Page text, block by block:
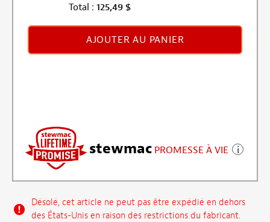
Total : 125,49 $
AJOUTER AU PANIER
stewmac PROMESSE À VIE
Désolé, cet article ne peut pas être expédié en dehors
des États-Unis en raison des restrictions du fabricant.